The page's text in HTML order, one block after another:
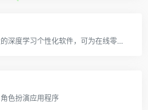
Finiite AI是一款功能强大的深度学习个性化软件，可为在线零售商提供AI驱动的产品推荐。
色扮演应用程序